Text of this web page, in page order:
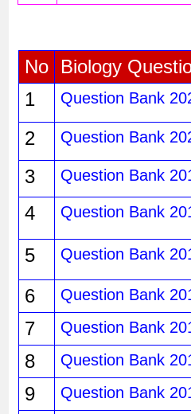
No
Biology
1
Question Bank
2 Question Bank
3 Question Bank
4 Question Bank
5 Question Bank
6 Question Bank
7 Question Bank
8 Question Bank
9 Question Bank